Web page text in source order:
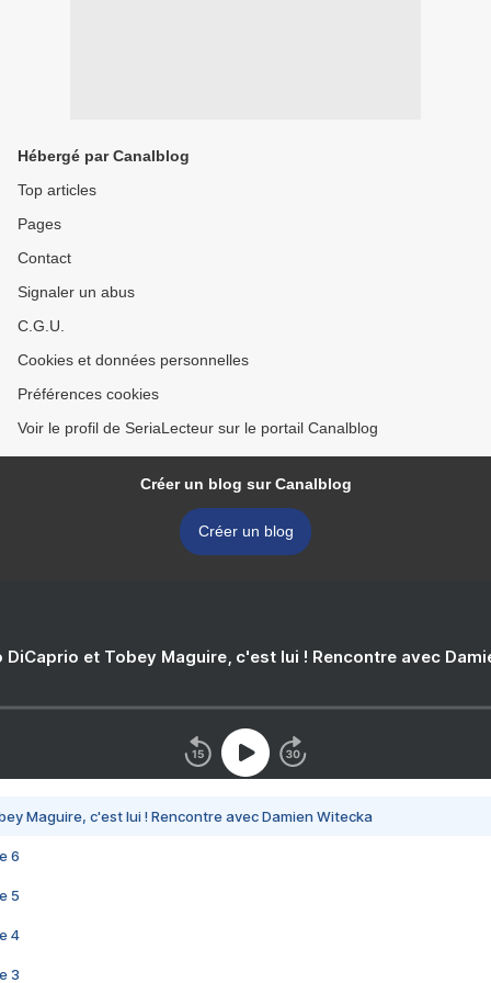
Hébergé par Canalblog
Top articles
Pages
Contact
Signaler un abus
C.G.U.
Cookies et données personnelles
Préférences cookies
Voir le profil de SeriaLecteur sur le portail Canalblog
Créer un blog sur Canalblog
Créer un blog
DiCaprio et Tobey Maguire, c'est lui ! Rencontre avec
Maguire, c'est lui ! Rencontre avec Damien Witecka
6
5
4
3